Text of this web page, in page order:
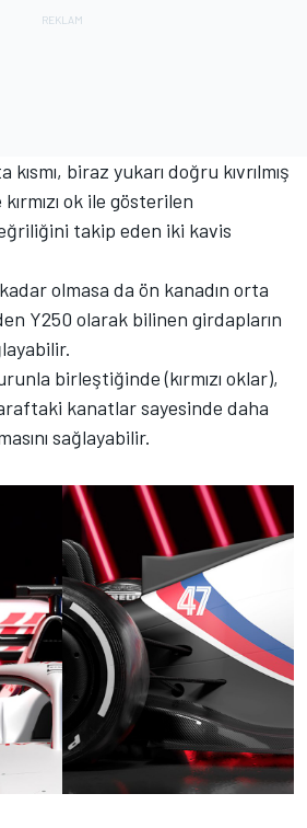
biraz yukarı doğru kıvrılmış
ok ile gösterilen
takip eden iki kavis
olmasa da ön kanadın orta
Y250 olarak bilinen girdapların
birleştiğinde (kırmızı oklar),
kanatlar sayesinde daha
sağlayabilir.